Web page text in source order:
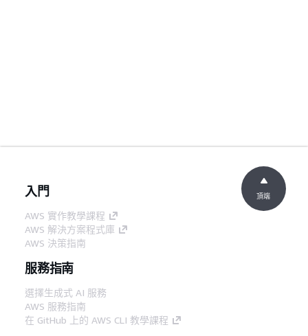
入門
AWS 實作教學課程
AWS 解決方案程式庫
AWS 決策指南
服務指南
選擇生成式 AI 服務
AWS 服務指南
在 GitHub 上的 AWS CLI 教學課程
頂端